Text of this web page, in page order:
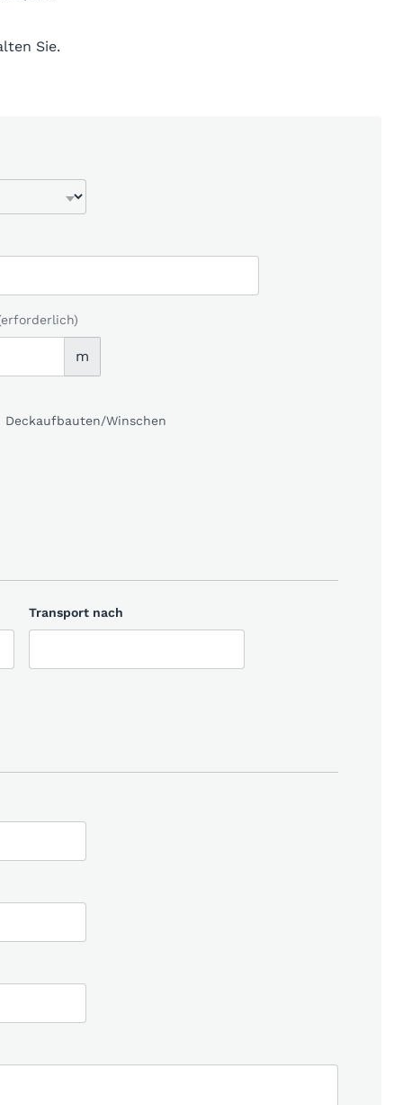
Sie.
m
Winschen
Transport nach